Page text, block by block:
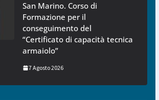
San Marino. Corso di
Formazione per il
conseguimento del
“Certificato di capacità tecnica
armaiolo”
7 Agosto 2026